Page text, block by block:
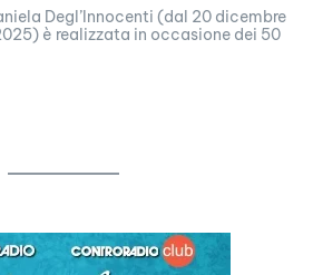
Degl’Innocenti (dal 20 dicembre
è realizzata in occasione dei 50